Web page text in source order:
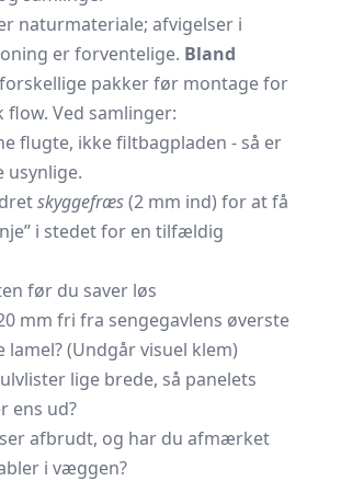
naturmateriale; afvigelser i
er forventelige. Blan­d
pakker før montage for
flow. Ved samlinger:
flugte, ikke filt­bag­pladen - så er
usynlige.
skyggefræs(2 mm ind) for at få
i stedet for en tilfældig
før du saver løs
mm fri fra sengegavlens øverste
(Undgår visuel klem)
lige brede, så panelets
ens ud?
afbrudt, og har du afmærket
i væggen?